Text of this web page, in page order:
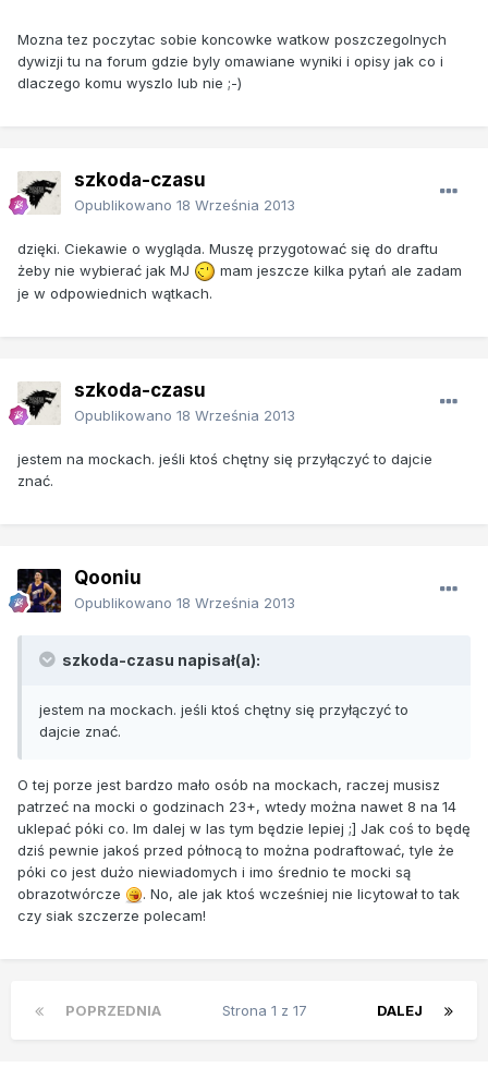
Mozna tez poczytac sobie koncowke watkow poszczegolnych
dywizji tu na forum gdzie byly omawiane wyniki i opisy jak co i
dlaczego komu wyszlo lub nie ;-)
szkoda-czasu
Opublikowano 18 Września 2013
dzięki. Ciekawie o wygląda. Muszę przygotować się do draftu
żeby nie wybierać jak MJ
mam jeszcze kilka pytań ale zadam
je w odpowiednich wątkach.
szkoda-czasu
Opublikowano 18 Września 2013
jestem na mockach. jeśli ktoś chętny się przyłączyć to dajcie
znać.
Qooniu
Opublikowano 18 Września 2013
szkoda-czasu napisał(a):
jestem na mockach. jeśli ktoś chętny się przyłączyć to
dajcie znać.
O tej porze jest bardzo mało osób na mockach, raczej musisz
patrzeć na mocki o godzinach 23+, wtedy można nawet 8 na 14
uklepać póki co. Im dalej w las tym będzie lepiej ;] Jak coś to będę
dziś pewnie jakoś przed północą to można podraftować, tyle że
póki co jest dużo niewiadomych i imo średnio te mocki są
obrazotwórcze
. No, ale jak ktoś wcześniej nie licytował to tak
czy siak szczerze polecam!
POPRZEDNIA DALEJ
Strona 1 z 17